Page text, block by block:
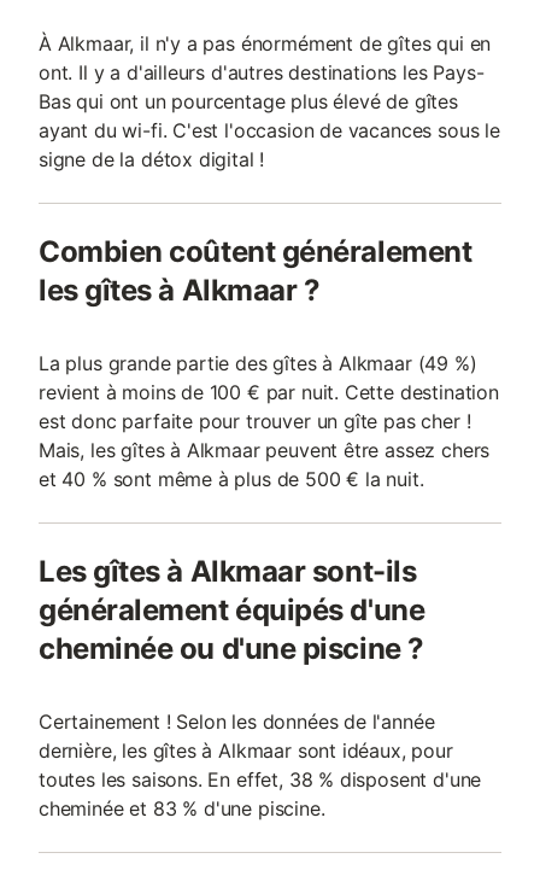
À Alkmaar, il n'y a pas énormément de gîtes qui en
ont. Il y a d'ailleurs d'autres destinations les Pays-
Bas qui ont un pourcentage plus élevé de gîtes
ayant du wi-fi. C'est l'occasion de vacances sous le
signe de la détox digital !
Combien coûtent généralement
les gîtes à Alkmaar ?
La plus grande partie des gîtes à Alkmaar (49 %)
revient à moins de 100 € par nuit. Cette destination
est donc parfaite pour trouver un gîte pas cher !
Mais, les gîtes à Alkmaar peuvent être assez chers
et 40 % sont même à plus de 500 € la nuit.
Les gîtes à Alkmaar sont-ils
généralement équipés d'une
cheminée ou d'une piscine ?
Certainement ! Selon les données de l'année
dernière, les gîtes à Alkmaar sont idéaux, pour
toutes les saisons. En effet, 38 % disposent d'une
cheminée et 83 % d'une piscine.